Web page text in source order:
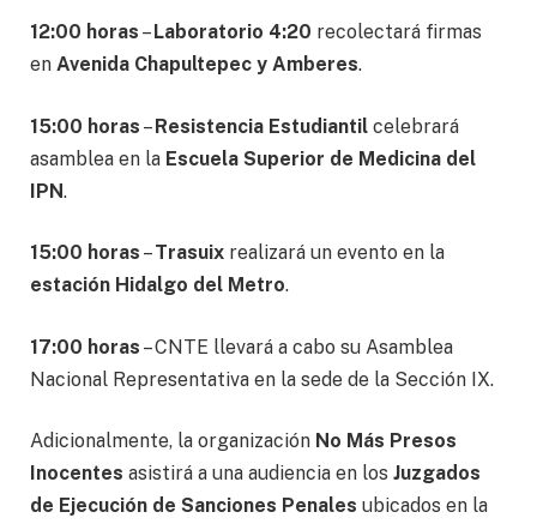
12:00 horas – Laboratorio 4:20 recolectará firmas
en Avenida Chapultepec y Amberes.
15:00 horas –Resistencia Estudiantil celebrará
asamblea en la Escuela Superior de Medicina del
IPN.
15:00 horas –Trasuix realizará un evento en la
estación Hidalgo del Metro.
17:00 horas – CNTE llevará a cabo su Asamblea
Nacional Representativa en la sede de la Sección IX.
Adicionalmente, la organización No Más Presos
Inocentes asistirá a una audiencia en los Juzgados
de Ejecución de Sanciones Penales ubicados en la